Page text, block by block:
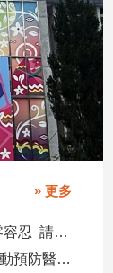
» 更多
副主任涉酒駕肇事 吉安鄉公所：酒駕零容忍 請辭獲准
攜AI科技參展高齡健康展 馬光中醫推動預防醫學迎接長壽新經濟